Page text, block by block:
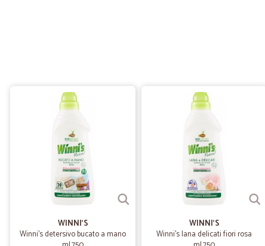
WINNI'S
Winni's detersivo bucato a mano
WINNI'S
Winni's lana delicati fiori rosa